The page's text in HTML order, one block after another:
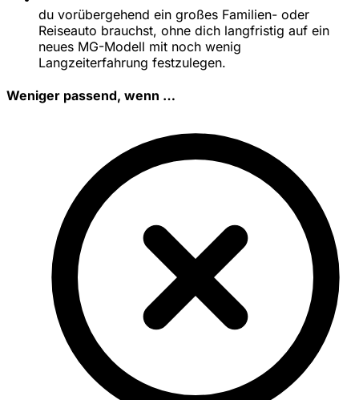
du vorübergehend ein großes Familien- oder
Reiseauto brauchst, ohne dich langfristig auf ein
neues MG-Modell mit noch wenig
Langzeiterfahrung festzulegen.
Weniger passend, wenn …